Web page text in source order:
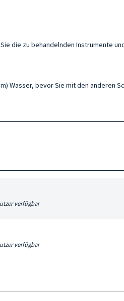
die zu behandelnden Instrumente
Wasser, bevor Sie mit den anderen
verfügbar
verfügbar